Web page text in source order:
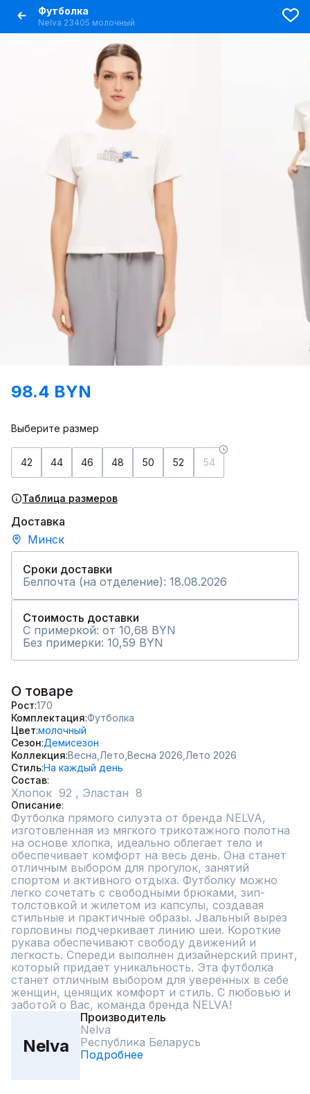
Футболка
Nelva 23405 молочный
98.4 BYN
Выберите размер
42 44 46 48 50 52 54
Таблица размеров
Доставка
Минск
Сроки доставки
Белпочта (на отделение): 18.08.2026
Стоимость доставки
С примеркой: от 10,68 BYN
Без примерки: 10,59 BYN
О товаре
Рост 170
Комплектация Футболка
Цвет молочный
Сезон Демисезон
Коллекция Весна, Лето, Весна 2026, Лето 2026
СтильНа каждый день
Состав
Описание
Футболка прямого силуэта от бренда NELVA,
изготовленная из мягкого трикотажного полотна
на основе хлопка, идеально облегает тело и
обеспечивает комфорт на весь день. Она станет
отличным выбором для прогулок, занятий
спортом и активного отдыха. Футболку можно
легко сочетать с свободными брюками, зип-
толстовкой и жилетом из капсулы, создавая
стильные и практичные образы. Jвальный вырез
горловины подчеркивает линию шеи. Короткие
рукава обеспечивают свободу движений и
легкость. Спереди выполнен дизайнерский принт,
который придает уникальность. Эта футболка
станет отличным выбором для уверенных в себе
женщин, ценящих комфорт и стиль. С любовью и
заботой о Вас, команда бренда NELVA!
Nelva
Производитель
Nelva
Республика Беларусь
Подробнее